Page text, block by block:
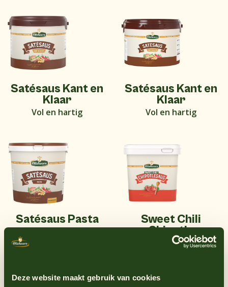
Deze website maakt gebruik van cookies
Satésaus Kant en
Klaar
Vol en hartig
Satésaus Kant en
Klaar
Vol en hartig
Satésaus Pasta
Sweet Chili
Chipotle
Zoet en pittig